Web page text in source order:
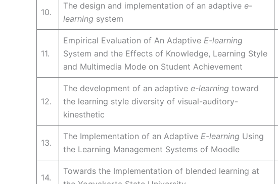
10.
The design and implementation of an adaptive e-
learning system
11.
Empirical Evaluation of An Adaptive E-learning
System and the Effects of Knowledge, Learning Style
and Multimedia Mode on Student Achievement
12.
The development of an adaptive e-learning toward
the learning style diversity of visual-auditory-
kinesthetic
13.
The Implementation of an Adaptive E-learning Using
the Learning Management Systems of Moodle
14.
Towards the Implementation of blended learning at